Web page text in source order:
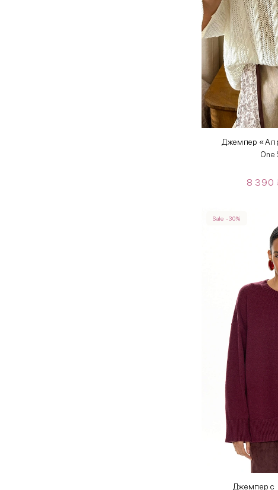
Джемпер
8 390
Sale -30%
Джемпер с